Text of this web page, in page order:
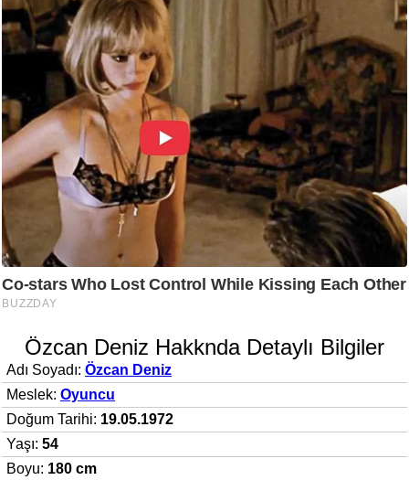
Özcan Deniz Hakknda Detaylı Bilgiler
Adı Soyadı: Özcan Deniz
Meslek: Oyuncu
Doğum Tarihi: 19.05.1972
Yaşı: 54
Boyu: 180 cm